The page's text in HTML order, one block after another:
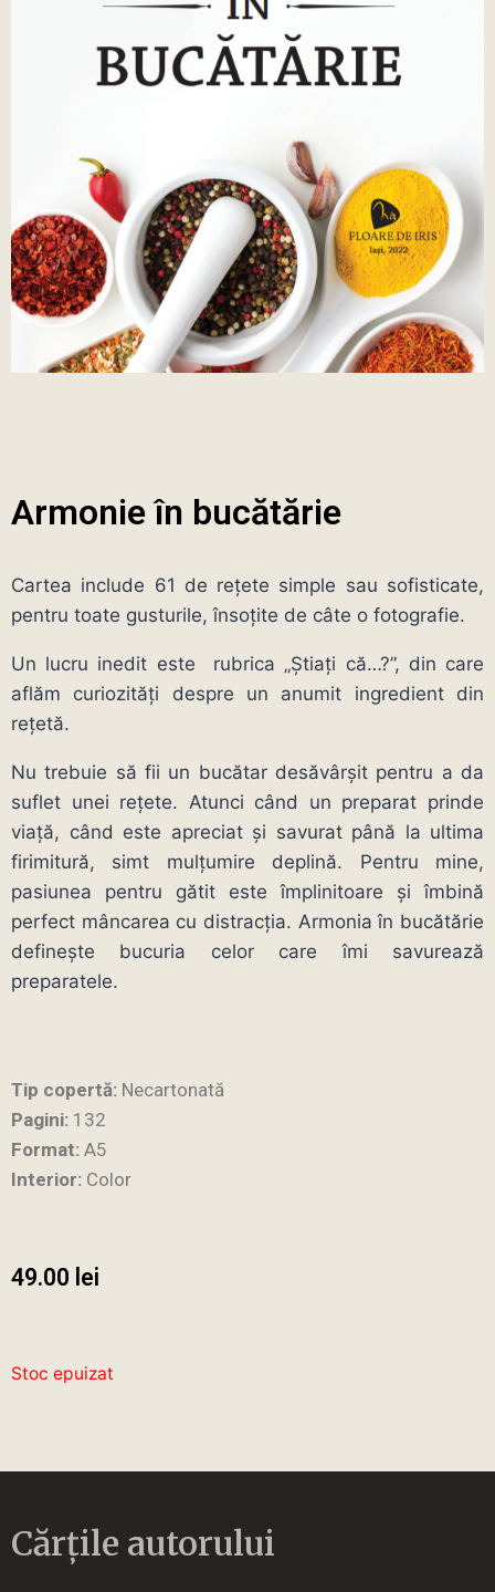
Armonie în bucătărie
Cartea include 61 de rețete simple sau sofisticate,
pentru toate gusturile, însoțite de câte o fotografie.
Un lucru inedit este rubrica „Știați că…?”, din care
aflăm curiozități despre un anumit ingredient din
rețetă.
Nu trebuie să fii un bucătar desăvârșit pentru a da
suflet unei rețete. Atunci când un preparat prinde
viață, când este apreciat și savurat până la ultima
firimitură, simt mulțumire deplină. Pentru mine,
pasiunea pentru gătit este împlinitoare și îmbină
perfect mâncarea cu distracția. Armonia în bucătărie
definește bucuria celor care îmi savurează
preparatele.
Tip copertă: Necartonată
Pagini: 132
Format: A5
Interior: Color
49.00 lei
Stoc epuizat
Cărțile autorului